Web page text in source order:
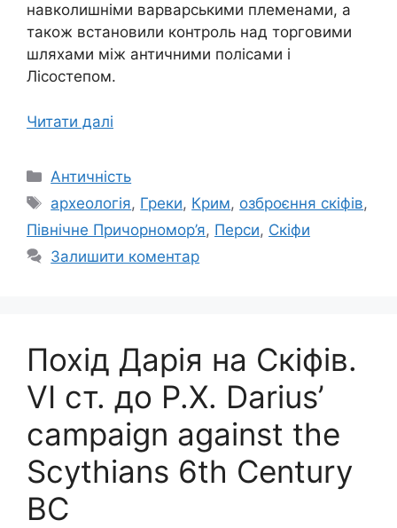
навколишніми варварськими племенами, а
також встановили контроль над торговими
шляхами між античними полісами і
Лісостепом.
Читати далі
Категорії
Античність
Позначки
археологія, Греки, Крим, озброєння скіфів,
Північне Причорномор’я, Перси, Скіфи
Залишити коментар
Похід Дарія на Скіфів.
VI ст. до Р.Х. Darius’
campaign against the
Scythians 6th Century
BC